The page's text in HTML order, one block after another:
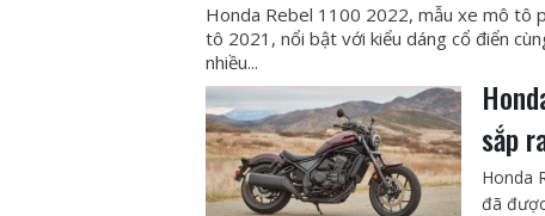
Honda Rebel 1100 2022, mẫu xe mô tô
tô 2021, nổi bật với kiểu dáng cổ điển
nhiều...
sắp
Honda
đã